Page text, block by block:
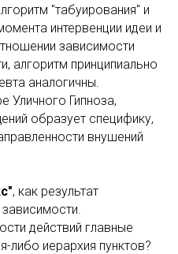
"табуирования" и
интервенции идеи и
зависимости
алгоритм принципиально
аналогичны.
Уличного Гипноза,
образует специфику,
внушений
, как результат
действий главные
либо иерархия пунктов?